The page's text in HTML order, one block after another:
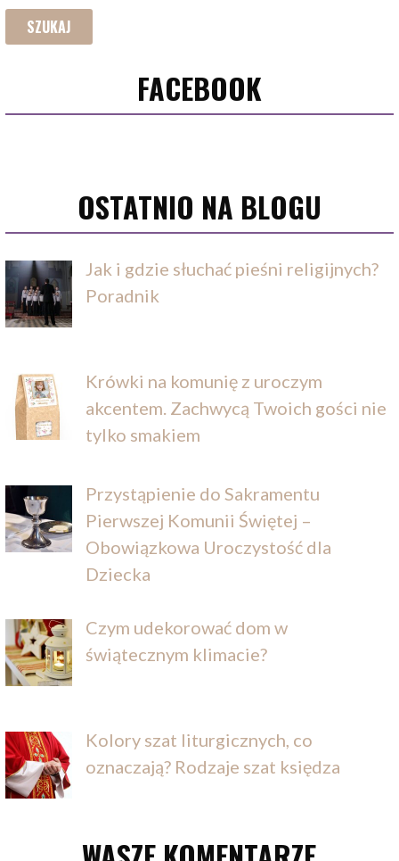
FACEBOOK
OSTATNIO NA BLOGU
Jak i gdzie słuchać pieśni religijnych?
Poradnik
Krówki na komunię z uroczym
akcentem. Zachwycą Twoich gości nie
tylko smakiem
Przystąpienie do Sakramentu
Pierwszej Komunii Świętej –
Obowiązkowa Uroczystość dla
Dziecka
Czym udekorować dom w
świątecznym klimacie?
Kolory szat liturgicznych, co
oznaczają? Rodzaje szat księdza